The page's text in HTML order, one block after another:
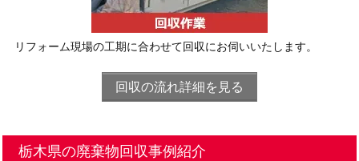
リフォーム現場の工期に合わせて回収にお伺いいたします。
回収の流れ詳細を見る
栃木県の廃棄物回収事例紹介